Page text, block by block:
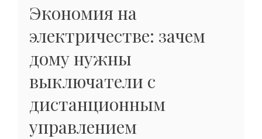
Экономия на
электричестве: зачем
дому нужны
выключатели с
дистанционным
управлением